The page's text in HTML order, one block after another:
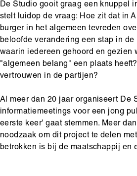
De Studio gooit graag een knuppel
stelt luidop de vraag: Hoe zit dat in
burger in het algemeen tevreden
beloofde verandering een stap in
waarin iedereen gehoord en gezien
"algemeen belang" een plaats
vertrouwen in de partijen?
Al meer dan 20 jaar organiseert De
informatiemeetings voor een jong
eerste keer' gaat stemmen. Meer
noodzaak om dit project te delen
betrokken is bij de maatschappij en